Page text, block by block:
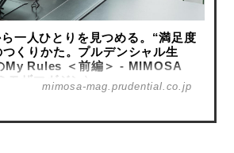
一人ひとりを見つめる。“満足度
くりかた。プルデンシャル生
Rules ＜前編＞ - MIMOSA
ザマガジン）
mimosa-mag.prudential.co.jp